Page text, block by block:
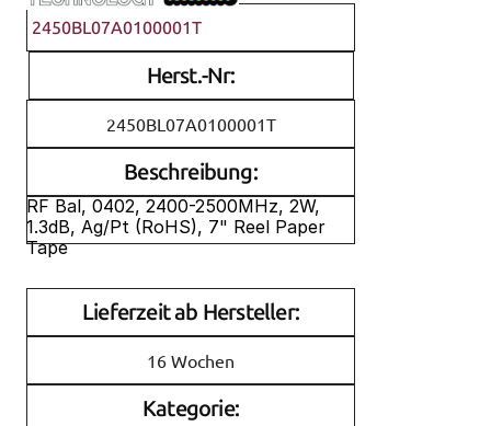
2450BL07A0100001T
Herst.-Nr:
2450BL07A0100001T
Beschreibung:
RF Bal, 0402, 2400-2500MHz, 2W,
1.3dB, Ag/Pt (RoHS), 7" Reel Paper
Tape
Lieferzeit ab Hersteller:
16 Wochen
Kategorie: